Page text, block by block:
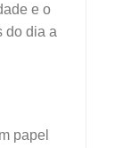
e o
do dia a
papel